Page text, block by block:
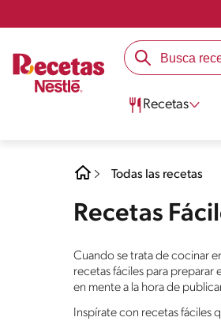
Recetas
Todas las recetas
Recetas
Cuando se trata de cocinar
recetas fáciles para preparar
en mente a la hora de
Inspírate con recetas fáciles